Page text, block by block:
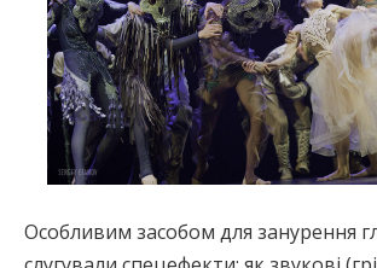
Особливим засобом для занурення